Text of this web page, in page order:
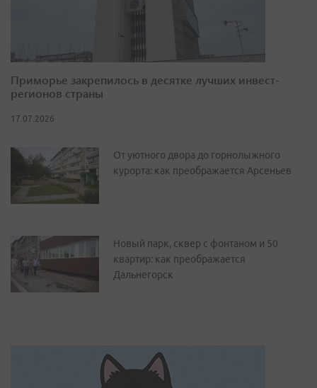
Приморье закрепилось в десятке лучших инвест-
регионов страны
17.07.2026
От уютного двора до горнолыжного
курорта: как преображается Арсеньев
Новый парк, сквер с фонтаном и 50
квартир: как преображается
Дальнегорск